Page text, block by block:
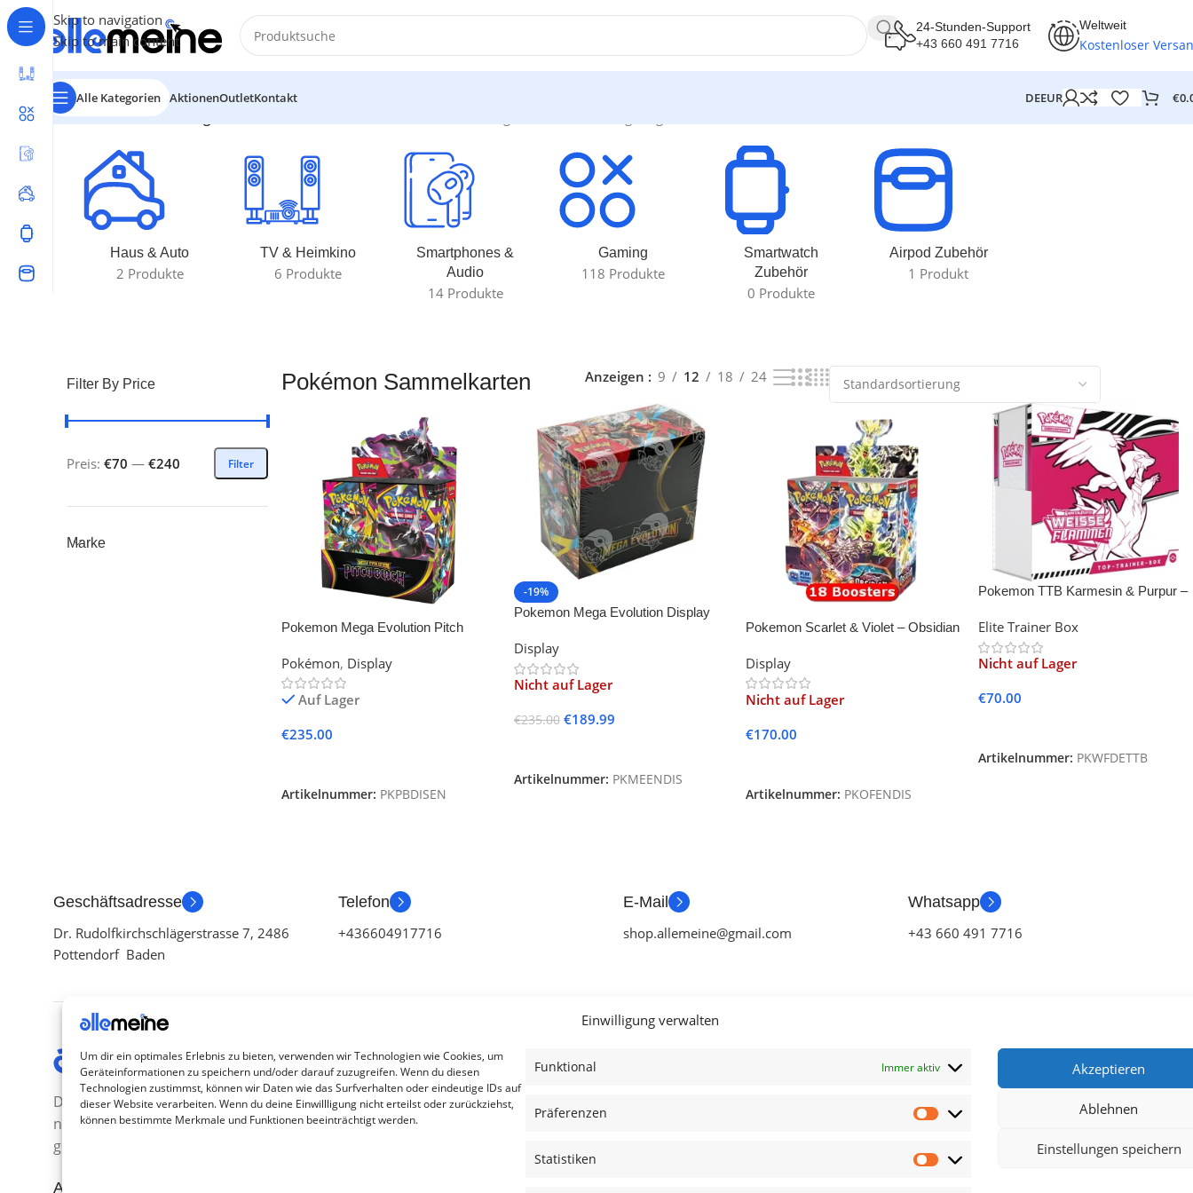
Einwilligung verwalten
Um dir ein optimales Erlebnis zu bieten, verwenden wir Technologien wie Cookies, um
Geräteinformationen zu speichern und/oder darauf zuzugreifen. Wenn du diesen
Technologien zustimmst, können wir Daten wie das Surfverhalten oder eindeutige IDs auf
dieser Website verarbeiten. Wenn du deine Einwillligung nicht erteilst oder zurückziehst,
können bestimmte Merkmale und Funktionen beeinträchtigt werden.
Funktional Immer aktiv
Präferenzen
Statistiken
Akzeptieren
Ablehnen
Einstellungen speichern
Skip to navigation
Skip to main content
24-Stunden-Support
+43 660 491 7716
Weltweit
Kostenloser
Alle Kategorien AktionenOutletKontakt DEEUR €
Start/Produkte verschlagwortet mit „Pokémon Sammelkarten“
Haus & Auto
2 Produkte
TV & Heimkino
6 Produkte
Smartphones &
Audio
14 Produkte
Gaming
118 Produkte
Smartwatch
Zubehör
0 Produkte
Airpod Zubehör
1 Produkt
Filter By Price
Filter
Preis: €70 — €240
Marke
Pokémon Sammelkarten Anzeigen 9 12 18 24
Pokemon Mega Evolution Pitch
Pokémon, Display
Auf Lager
€235.00
Artikelnummer: PKPBDISEN
-19%
Pokemon Mega Evolution Display
Display
Nicht auf Lager
€235.00 €189.99
Artikelnummer: PKMEENDIS
Pokemon Scarlet & Violet – Obsidian
Display
Nicht auf Lager
€170.00
Artikelnummer: PKOFENDIS
Pokemon TTB Karmesin & Purpur –
Elite Trainer Box
Nicht auf Lager
€70.00
Artikelnummer: PKWFDETTB
Geschäftsadresse
Dr. Rudolfkirchschlägerstrasse 7, 2486
Pottendorf Baden
Telefon
+436604917716
E-Mail
shop.allemeine@gmail.com
Whatsapp
+43 660 491 7716
Die Produkte, die Sie wünschen, aber
nicht erreichen können, sind
gleichzeitig mit der Welt hier.
Abonnieren Sie uns
Kategorien
TV Zubehör
Smartwatch Zubehör
Blog
Lieferung & Rückgabe